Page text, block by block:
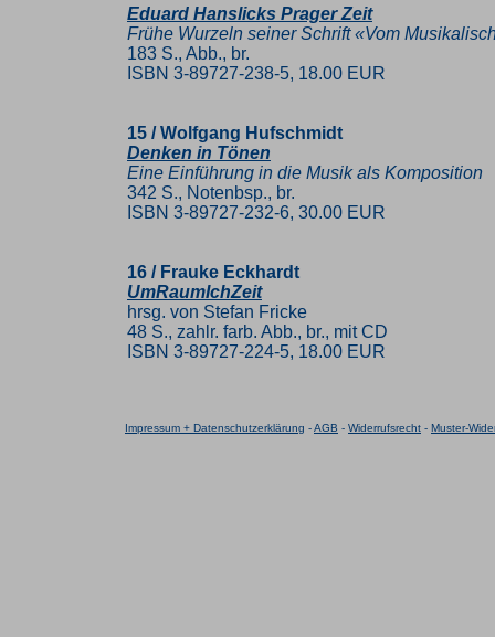
Eduard Hanslicks Prager Zeit
Frühe Wurzeln seiner Schrift «Vom
183 S., Abb., br.
ISBN 3-89727-238-5, 18.00 EUR
15 / Wolfgang Hufschmidt
Denken in Tönen
Eine Einführung in die Musik als Komposition
342 S., Notenbsp., br.
ISBN 3-89727-232-6, 30.00 EUR
16 / Frauke Eckhardt
UmRaumIchZeit
hrsg. von Stefan Fricke
48 S., zahlr. farb. Abb., br., mit CD
ISBN 3-89727-224-5, 18.00 EUR
Impressum + Datenschutzerklärung -AGB - Widerrufsrecht - Muster-